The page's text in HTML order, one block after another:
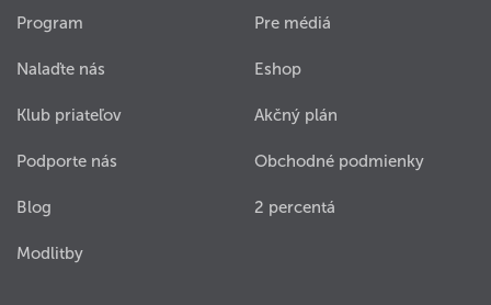
Program
Nalaďte nás
Klub priateľov
Podporte nás
Blog
Modlitby
Pre médiá
Eshop
Akčný plán
Obchodné podmienky
2 percentá